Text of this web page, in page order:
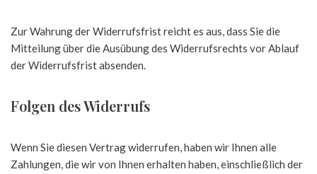
Zur Wahrung der Widerrufsfrist reicht es aus, dass Sie die
Mitteilung über die Ausübung des Widerrufsrechts vor Ablauf
der Widerrufsfrist absenden.
Folgen des Widerrufs
Wenn Sie diesen Vertrag widerrufen, haben wir Ihnen alle
Zahlungen, die wir von Ihnen erhalten haben, einschließlich der